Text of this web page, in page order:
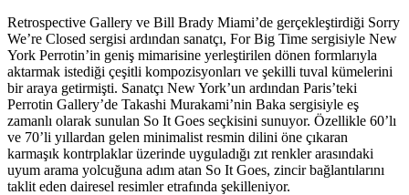
Retrospective Gallery ve Bill Brady Miami’de gerçekleştirdiği Sorry
We’re Closed sergisi ardından sanatçı, For Big Time sergisiyle New
York Perrotin’in geniş mimarisine yerleştirilen dönen formlarıyla
aktarmak istediği çeşitli kompozisyonları ve şekilli tuval kümelerini
bir araya getirmişti. Sanatçı New York’un ardından Paris’teki
Perrotin Gallery’de Takashi Murakami’nin Baka sergisiyle eş
zamanlı olarak sunulan So It Goes seçkisini sunuyor. Özellikle 60’lı
ve 70’li yıllardan gelen minimalist resmin dilini öne çıkaran
karmaşık kontrplaklar üzerinde uyguladığı zıt renkler arasındaki
uyum arama yolcuğuna adım atan So It Goes, zincir bağlantılarını
taklit eden dairesel resimler etrafında şekilleniyor.